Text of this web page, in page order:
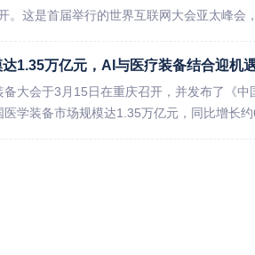
。这是首届举行的世界互联网大会亚太峰会
1.35万亿元，AI与医疗装备结合迎机
大会于3月15日在重庆召开，并发布了《中
学装备市场规模达1.35万亿元，同比增长约